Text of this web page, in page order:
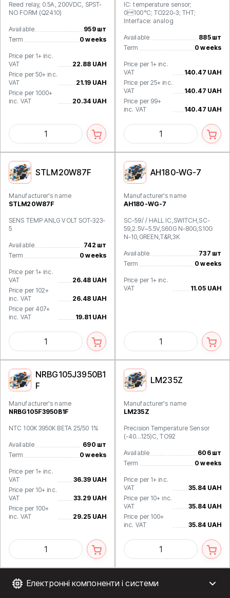
Електронні компоненти і системи
Reed relay, 0.5A, 200VDC, SPST-
NO FORM (Q2410)
Available
959 шт
Term
0 weeks
Price per 1+ inc.
VAT
22.88 UAH
Price per 50+ inc.
VAT
21.19 UAH
Price per 1000+
inc. VAT
20.34 UAH
IC: temperature sensor;
0100°C; TO220-3; THT;
Interface: analog
Available
885 шт
Term
0 weeks
Price per 1+ inc.
VAT
140.47 UAH
Price per 25+ inc.
VAT
140.47 UAH
Price per 99+
inc. VAT
140.47 UAH
STLM20W87F
Manufacturer's name
STLM20W87F
SENS TEMP ANLG VOLT SOT-323-
5
Available
742 шт
Term
0 weeks
Price per 1+ inc.
VAT
26.48 UAH
Price per 102+
inc. VAT
26.48 UAH
Price per 407+
inc. VAT
19.81 UAH
AH180-WG-7
Manufacturer's name
AH180-WG-7
SC-59/ / HALL IC,SWITCH,SC-
59,2.5V~5.5V,S60G N-80G,S10G
N-10,GREEN,T&R,3K
Available
737 шт
Term
0 weeks
Price per 1+ inc.
VAT
11.05 UAH
NRBG105J3950B1
F
Manufacturer's name
NRBG105F3950B1F
NTC 100K 3950K BETA 25/50 1%
Available
690 шт
Term
0 weeks
Price per 1+ inc.
VAT
36.39 UAH
Price per 10+ inc.
VAT
33.29 UAH
Price per 100+
inc. VAT
29.25 UAH
LM235Z
Manufacturer's name
LM235Z
Precision Temperature Sensor
(-40...125)C, TO92
Available
606 шт
Term
0 weeks
Price per 1+ inc.
VAT
35.84 UAH
Price per 10+ inc.
VAT
35.84 UAH
Price per 100+
inc. VAT
35.84 UAH